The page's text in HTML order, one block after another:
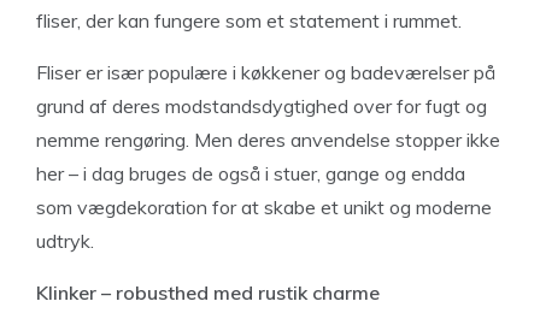
fliser, der kan fungere som et statement i rummet.
Fliser er især populære i køkkener og badeværelser på
grund af deres modstandsdygtighed over for fugt og
nemme rengøring. Men deres anvendelse stopper ikke
her – i dag bruges de også i stuer, gange og endda
som vægdekoration for at skabe et unikt og moderne
udtryk.
Klinker – robusthed med rustik charme